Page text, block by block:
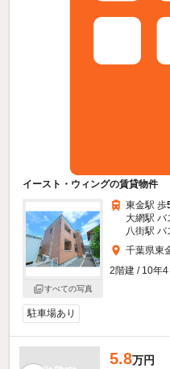
イースト・ウィングの賃貸物件
すべての写真
東金駅 歩
大網駅 バ
八街駅 バ
千葉県東
2階建 / 10年4
駐車場あり
5.8万円